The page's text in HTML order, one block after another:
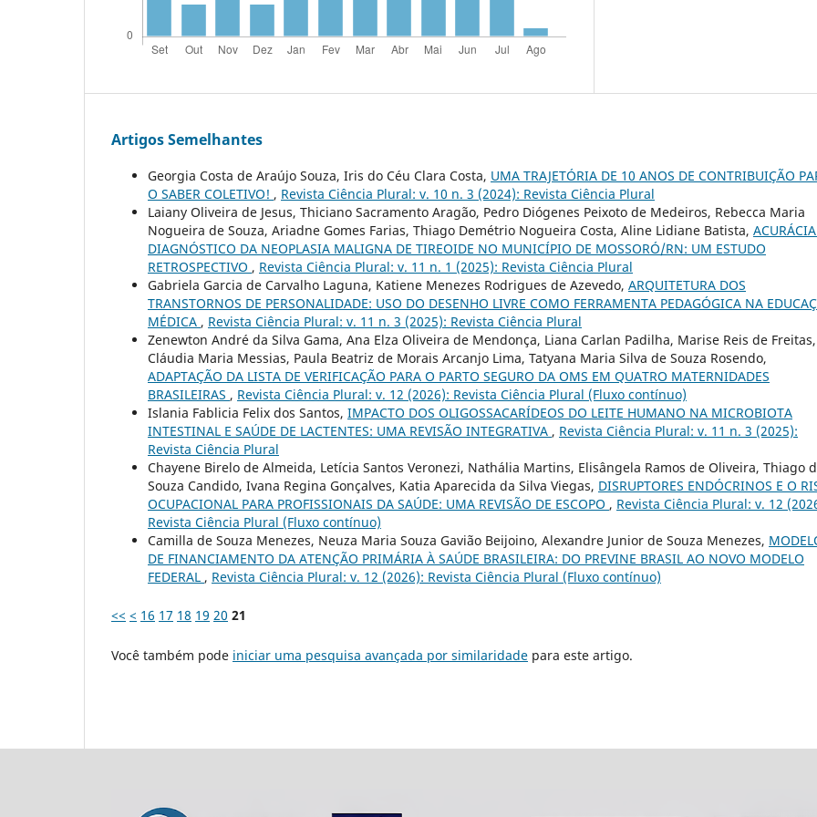
Artigos Semelhantes
Georgia Costa de Araújo Souza, Iris do Céu Clara Costa, UMA TRAJETÓRIA DE 10 ANOS DE CONTRIBUIÇÃO
O SABER COLETIVO! , Revista Ciência Plural: v. 10 n. 3 (2024): Revista Ciência Plural
Laiany Oliveira de Jesus, Thiciano Sacramento Aragão, Pedro Diógenes Peixoto de Medeiros, Rebecca Maria
Nogueira de Souza, Ariadne Gomes Farias, Thiago Demétrio Nogueira Costa, Aline Lidiane Batista,
DIAGNÓSTICO DA NEOPLASIA MALIGNA DE TIREOIDE NO MUNICÍPIO DE MOSSORÓ/RN: UM ESTUDO
RETROSPECTIVO , Revista Ciência Plural: v. 11 n. 1 (2025): Revista Ciência Plural
Gabriela Garcia de Carvalho Laguna, Katiene Menezes Rodrigues de Azevedo, ARQUITETURA DOS
TRANSTORNOS DE PERSONALIDADE: USO DO DESENHO LIVRE COMO FERRAMENTA PEDAGÓGICA NA
MÉDICA , Revista Ciência Plural: v. 11 n. 3 (2025): Revista Ciência Plural
Zenewton André da Silva Gama, Ana Elza Oliveira de Mendonça, Liana Carlan Padilha, Marise Reis de Freitas,
Cláudia Maria Messias, Paula Beatriz de Morais Arcanjo Lima, Tatyana Maria Silva de Souza Rosendo,
ADAPTAÇÃO DA LISTA DE VERIFICAÇÃO PARA O PARTO SEGURO DA OMS EM QUATRO MATERNIDADES
BRASILEIRAS , Revista Ciência Plural: v. 12 (2026): Revista Ciência Plural (Fluxo contínuo)
Islania Fablicia Felix dos Santos, IMPACTO DOS OLIGOSSACARÍDEOS DO LEITE HUMANO NA MICROBIOTA
INTESTINAL E SAÚDE DE LACTENTES: UMA REVISÃO INTEGRATIVA , Revista Ciência Plural: v. 11 n. 3 (2025):
Revista Ciência Plural
Chayene Birelo de Almeida, Letícia Santos Veronezi, Nathália Martins, Elisângela Ramos de Oliveira, Thiago
Souza Candido, Ivana Regina Gonçalves, Katia Aparecida da Silva Viegas, DISRUPTORES ENDÓCRINOS E O
OCUPACIONAL PARA PROFISSIONAIS DA SAÚDE: UMA REVISÃO DE ESCOPO , Revista Ciência Plural: v. 12
Revista Ciência Plural (Fluxo contínuo)
Camilla de Souza Menezes, Neuza Maria Souza Gavião Beijoino, Alexandre Junior de Souza Menezes,
DE FINANCIAMENTO DA ATENÇÃO PRIMÁRIA À SAÚDE BRASILEIRA: DO PREVINE BRASIL AO NOVO MODELO
FEDERAL , Revista Ciência Plural: v. 12 (2026): Revista Ciência Plural (Fluxo contínuo)
<< < 16 17 18 19 20 21
Você também pode iniciar uma pesquisa avançada por similaridade para este artigo.